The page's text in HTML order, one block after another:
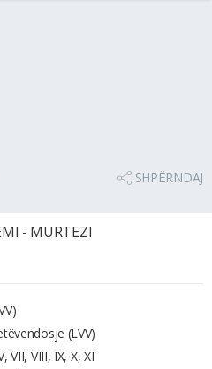
SHPËRNDAJ
- MURTEZI
(LVV)
VII, VIII, IX, X, XI